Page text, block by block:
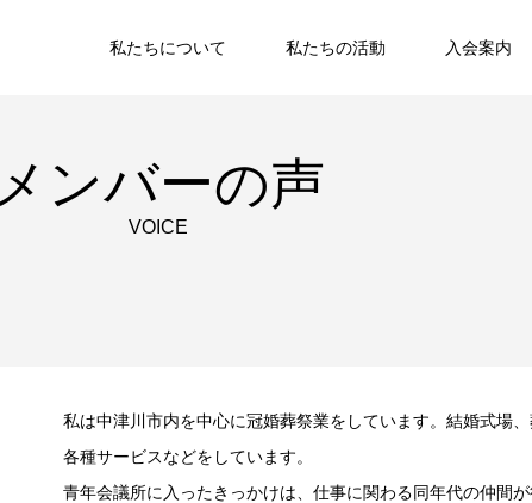
私たちについて 私たちの活動 入会案内
メンバーの声
VOICE
私は中津川市内を中心に冠婚葬祭業をしています。結婚式場
各種サービスなどをしています。
青年会議所に入ったきっかけは、仕事に関わる同年代の仲間